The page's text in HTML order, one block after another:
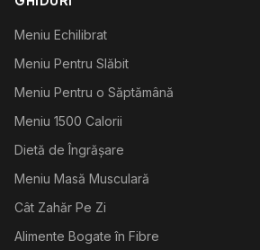
Meniu Echilibrat
Meniu Pentru Slăbit
Meniu Pentru o Săptămână
Meniu 1500 Calorii
Dietă de Îngrășare
Meniu Masă Musculară
Cât Zahăr Pe Zi
Alimente Bogate în Fibre